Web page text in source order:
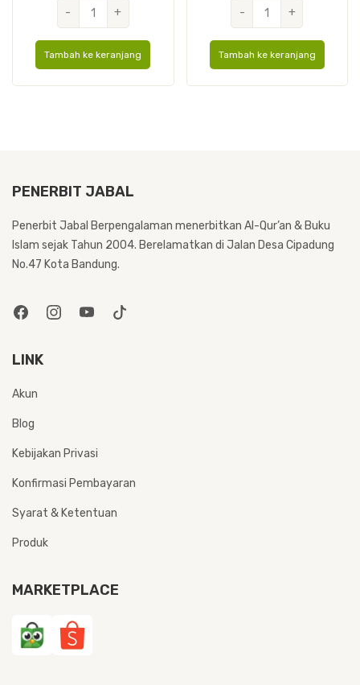
-
Kuantitas
Sabrina
Cover
A6
+
Tambah ke keranjang
-
Kuantitas
Mufassir
Cover
A6
+
Tambah ke keranjang
PENERBIT JABAL
Penerbit Jabal Berpengalaman menerbitkan Al-Qur’an & Buku
Islam sejak Tahun 2004. Berelamatkan di Jalan Desa Cipadung
No.47 Kota Bandung.
LINK
Akun
Blog
Kebijakan Privasi
Konfirmasi Pembayaran
Syarat & Ketentuan
Produk
MARKETPLACE